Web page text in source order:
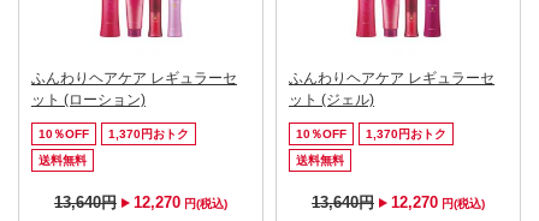
ふんわりヘアケア レギュラーセ
ット (ローション)
10％OFF
1,370円おトク
送料無料
13,640円 12,270 円(税込)
ふんわりヘアケア レギュラーセ
ット (ジェル)
10％OFF
1,370円おトク
送料無料
13,640円 12,270 円(税込)